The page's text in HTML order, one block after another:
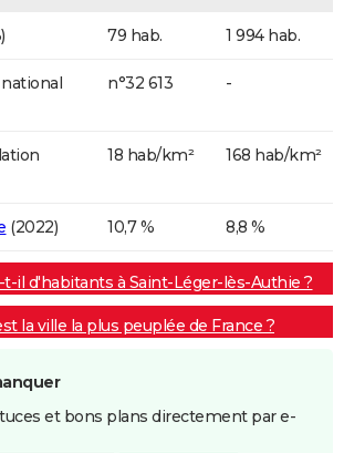
79 hab. 1 994 hab.
n°32 613 -
18 hab/km² 168 hab/km²
(2022) 10,7 % 8,8 %
il d'habitants à Saint-Léger-lès-Authie ?
la ville la plus peuplée de France ?
et bons plans directement par e-